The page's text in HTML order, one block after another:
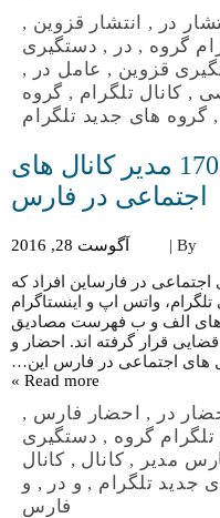
در, انتشار قزوین,
گروه, در,
دستگیری
قزوین, عامل در,
, کانال تلگرام, گروه
گروه های جدید تلگرام
احضار و دستگیری 170 مدیر کانال های
اجتماعی در فارس
By | آگوست 28, 2016
کانال های اجتماعی در فارساین افراد که
واتس اپ و اینستاگرام
الف و ب فهرست مصادیق
قرار گرفته اند. احضار و
Read more »
در, احضار فارس,
گروه, دستگیری
مدیر, کانال, کانال
جدید تلگرام, و در, و
فارس